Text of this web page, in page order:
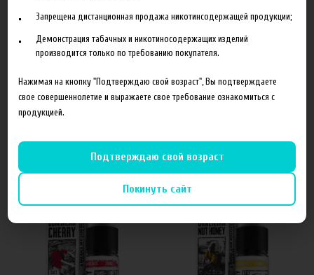
Отзывы
Оставить отзыв
Похожие товары
Запрещена дистанционная продажа никотинсодержащей продукции;
Демонстрация табачных и никотиносодержащих изделий
производится только по требованию покупателя.
Нажимая на кнопку "Подтверждаю свой возраст", Вы подтверждаете
свое совершеннолетие и выражаете свое требование ознакомиться с
продукцией.
Подтверждаю свой возраст
Покинуть сайт